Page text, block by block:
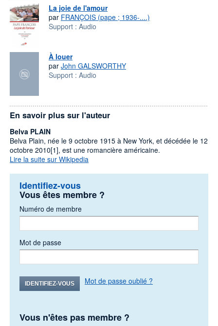
La joie de l'amour
par FRANÇOIS (pape ; 1936-....)
Support : Audio
À louer
par John GALSWORTHY
Support : Audio
En savoir plus sur l'auteur
Belva PLAIN
Belva Plain, née le 9 octobre 1915 à New York, et décédée le 12
octobre 2010[1], est une romancière américaine.
Lire la suite sur Wikipedia
Identifiez-vous
Vous êtes membre ?
Numéro de membre
Mot de passe
IDENTIFIEZ-VOUS Mot de passe oublié ?
Vous n'êtes pas membre ?